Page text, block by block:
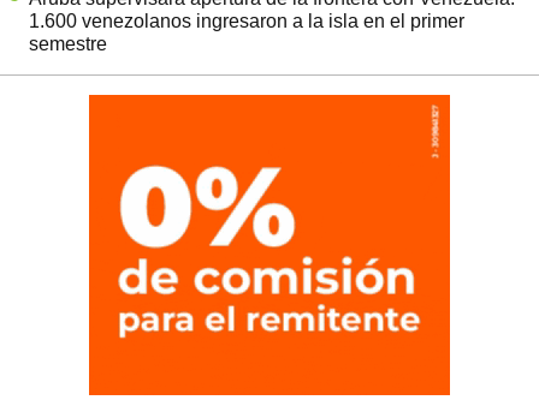
1.600 venezolanos ingresaron a la isla en el primer
semestre